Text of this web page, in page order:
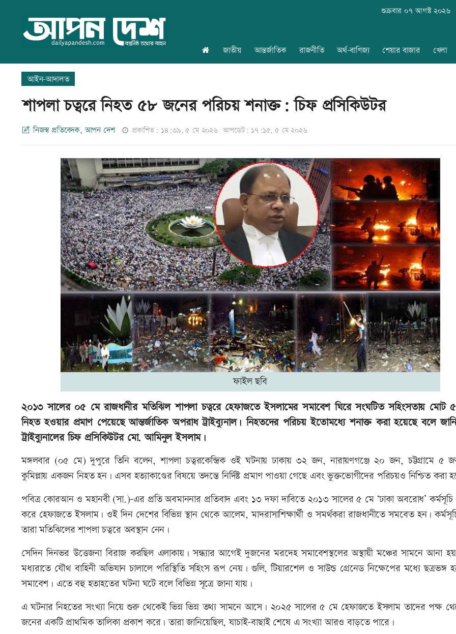
শুক্রবার ০৭ আগস্ট ২০২৬
জাতীয় আন্তর্জাতিক রাজনীতি অর্থ-বাণিজ্য শেয়ার বাজার খেলা
আইন-আদালত
শাপলা চত্বরে নিহত ৫৮ জনের পরিচয় শনাক্ত: চিফ প্রসিকিউটর
নিজস্ব প্রতিবেদক, আপন দেশ প্রকাশিত: ১৪:৩৯, ৫ মে ২০২৬ আপডেট: ১৭:১৫, ৫ মে ২০২৬
ফাইল ছবি
২০১৩ সালের ০৫ মে রাজধানীর মতিঝিল শাপলা চত্বরে হেফাজতে ইসলামের সমাবেশ ঘিরে সংঘটিত সহিংসতায়
নিহত হওয়ার প্রমাণ পেয়েছে আন্তর্জাতিক অপরাধ ট্রাইব্যুনাল। নিহতদের পরিচয় ইতোমধ্যে শনাক্ত করা হয়েছে বলে
ট্রাইব্যুনালের চিফ প্রসিকিউটর মো. আমিনুল ইসলাম।
মঙ্গলবার (০৫ মে) দুপুরে তিনি বলেন, শাপলা চত্বরকেন্দ্রিক ওই ঘটনায় ঢাকায় ৩২ জন, নারায়ণগঞ্জে ২০ জন, চট্টগ্রামে ৫
কুমিল্লায় একজন নিহত হন। এসব হত্যাকাণ্ডের বিষয়ে তদন্তে নির্দিষ্ট প্রমাণ পাওয়া গেছে এবং ভুক্তভোগীদের পরিচয়ও নিশ্চিত করা
পবিত্র কোরআন ও মহানবী (সা.)-এর প্রতি অবমাননার প্রতিবাদ এবং ১৩ দফা দাবিতে ২০১৩ সালের ৫ মে ‘ঢাকা অবরোধ’
করে হেফাজতে ইসলাম। ওই দিন দেশের বিভিন্ন স্থান থেকে আলেম, মাদরাসাশিক্ষার্থী ও সমর্থকরা রাজধানীতে সমবেত হন।
তারা মতিঝিলের শাপলা চত্বরে অবস্থান নেন।
সেদিন দিনভর উত্তেজনা বিরাজ করছিল এলাকায়। সন্ধ্যার আগেই দুজনের মরদেহ সমাবেশস্থলের অস্থায়ী মঞ্চের সামনে আনা
মধ্যরাতে যৌথ বাহিনী অভিযান চালালে পরিস্থিতি সহিংস রূপ নেয়। গুলি, টিয়ারশেল ও সাউন্ড গ্রেনেড নিক্ষেপের মধ্যে ছত্রভঙ্গ
সমাবেশ। এতে বহু হতাহতের ঘটনা ঘটে বলে বিভিন্ন সূত্রে জানা যায়।
এ ঘটনার নিহতের সংখ্যা নিয়ে শুরু থেকেই ভিন্ন ভিন্ন তথ্য সামনে আসে। ২০২৫ সালের ৫ মে হেফাজতে ইসলাম তাদের পক্ষ
জনের একটি প্রাথমিক তালিকা প্রকাশ করে। তারা জানিয়েছিল, যাচাই-বাছাই শেষে এ সংখ্যা আরও বাড়তে পারে।